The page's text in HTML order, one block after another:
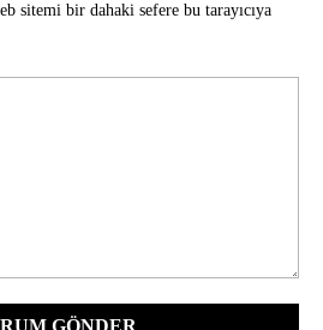
sitemi bir dahaki sefere bu tarayıcıya